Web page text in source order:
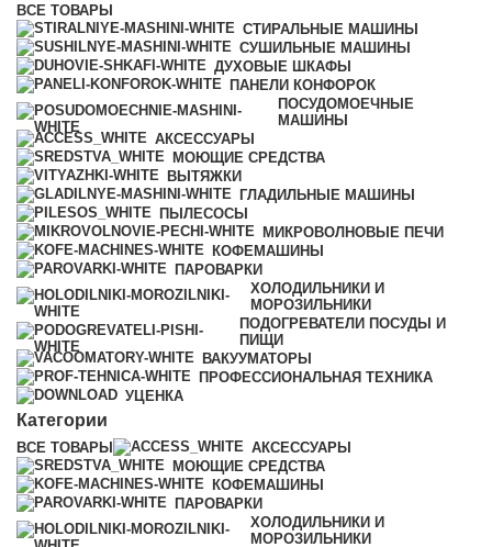
ВСЕ ТОВАРЫ
СТИРАЛЬНЫЕ МАШИНЫ
СУШИЛЬНЫЕ МАШИНЫ
ДУХОВЫЕ ШКАФЫ
ПАНЕЛИ КОНФОРОК
ПОСУДОМОЕЧНЫЕ
МАШИНЫ
АКСЕССУАРЫ
МОЮЩИЕ СРЕДСТВА
ВЫТЯЖКИ
ГЛАДИЛЬНЫЕ МАШИНЫ
ПЫЛЕСОСЫ
МИКРОВОЛНОВЫЕ ПЕЧИ
КОФЕМАШИНЫ
ПАРОВАРКИ
ХОЛОДИЛЬНИКИ И
МОРОЗИЛЬНИКИ
ПОДОГРЕВАТЕЛИ ПОСУДЫ И
ПИЩИ
ВАКУУМАТОРЫ
ПРОФЕССИОНАЛЬНАЯ ТЕХНИКА
УЦЕНКА
Категории
ВСЕ ТОВАРЫ
АКСЕССУАРЫ
МОЮЩИЕ СРЕДСТВА
КОФЕМАШИНЫ
ПАРОВАРКИ
ХОЛОДИЛЬНИКИ И
МОРОЗИЛЬНИКИ